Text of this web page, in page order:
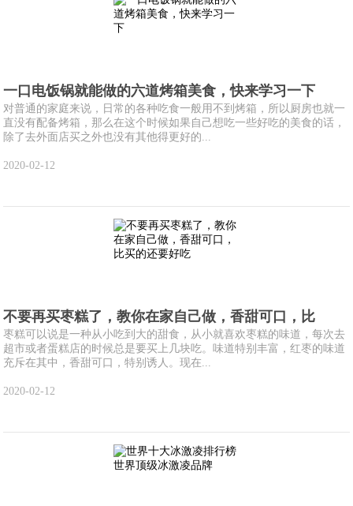
一口电饭锅就能做的六道烤箱美食，快来学习一下
对普通的家庭来说，日常的各种吃食一般用不到烤箱，所以厨房也就一
直没有配备烤箱，那么在这个时候如果自己想吃一些好吃的美食的话，
除了去外面店买之外也没有其他得更好的...
2020-02-12
不要再买枣糕了，教你在家自己做，香甜可口，比
枣糕可以说是一种从小吃到大的甜食，从小就喜欢枣糕的味道，每次去
超市或者蛋糕店的时候总是要买上几块吃。味道特别丰富，红枣的味道
充斥在其中，香甜可口，特别诱人。现在...
2020-02-12